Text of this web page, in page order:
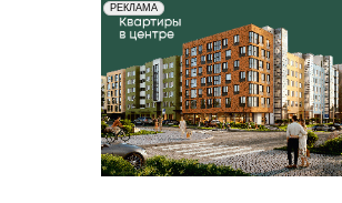
erid: 2SDnjdeSPnB
РЕКЛАМА
Реклама